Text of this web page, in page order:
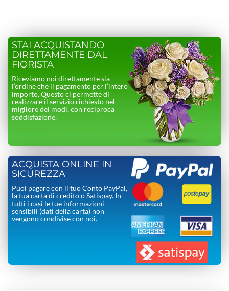
STAI ACQUISTANDO
DIRETTAMENTE DAL
FIORISTA
Riceviamo noi direttamente sia
l’ordine che il pagamento per l’intero
importo. Questo ci permette di
realizzare il servizio richiesto nel
migliore dei modi, con reciproca
soddisfazione.
ACQUISTA ONLINE IN
SICUREZZA
Puoi pagare con il tuo Conto PayPal,
la tua carta di credito o Satispay. In
tutti i casi le tue informazioni
sensibili (dati della carta) non
vengono condivise con noi.